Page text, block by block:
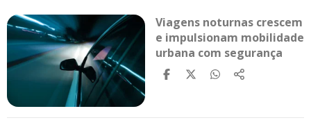
Viagens noturnas crescem
e impulsionam mobilidade
urbana com segurança